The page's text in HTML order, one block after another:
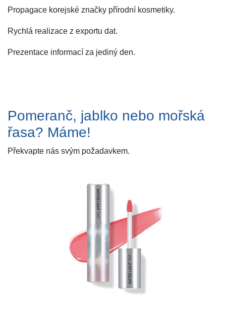
Propagace korejské značky přírodní kosmetiky.
Rychlá realizace z exportu dat.
Prezentace informací za jediný den.
Pomeranč, jablko nebo mořská
řasa? Máme!
Překvapte nás svým požadavkem.